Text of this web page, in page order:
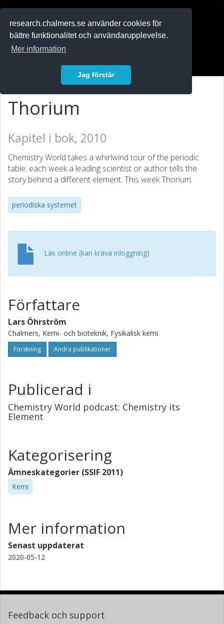
research.chalmers.se använder cookies för
bättre funktionalitet och användarupplevelse.
Mer information
Jag förstår
Thorium
Kapitel i bok, 2010
Chemistry World takes a whirlwind tour of the periodic
table: each week a leading scientist or author tells the
story behind a different element. This week Thorium.
periodiska systemet
Läs online (kan kräva inloggning)
Författare
Lars Öhrström
Chalmers, Kemi- och bioteknik, Fysikalisk kemi
Forskning Andra publikationer
Publicerad i
Chemistry World podcast: Chemistry its
Element
Kategorisering
Ämneskategorier (SSIF 2011)
Kemi
Mer information
Senast uppdaterat
2020-05-12
Feedback och support